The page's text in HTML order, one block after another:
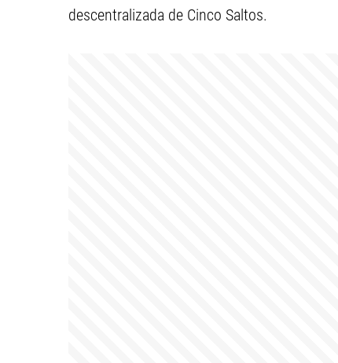
descentralizada de Cinco Saltos.